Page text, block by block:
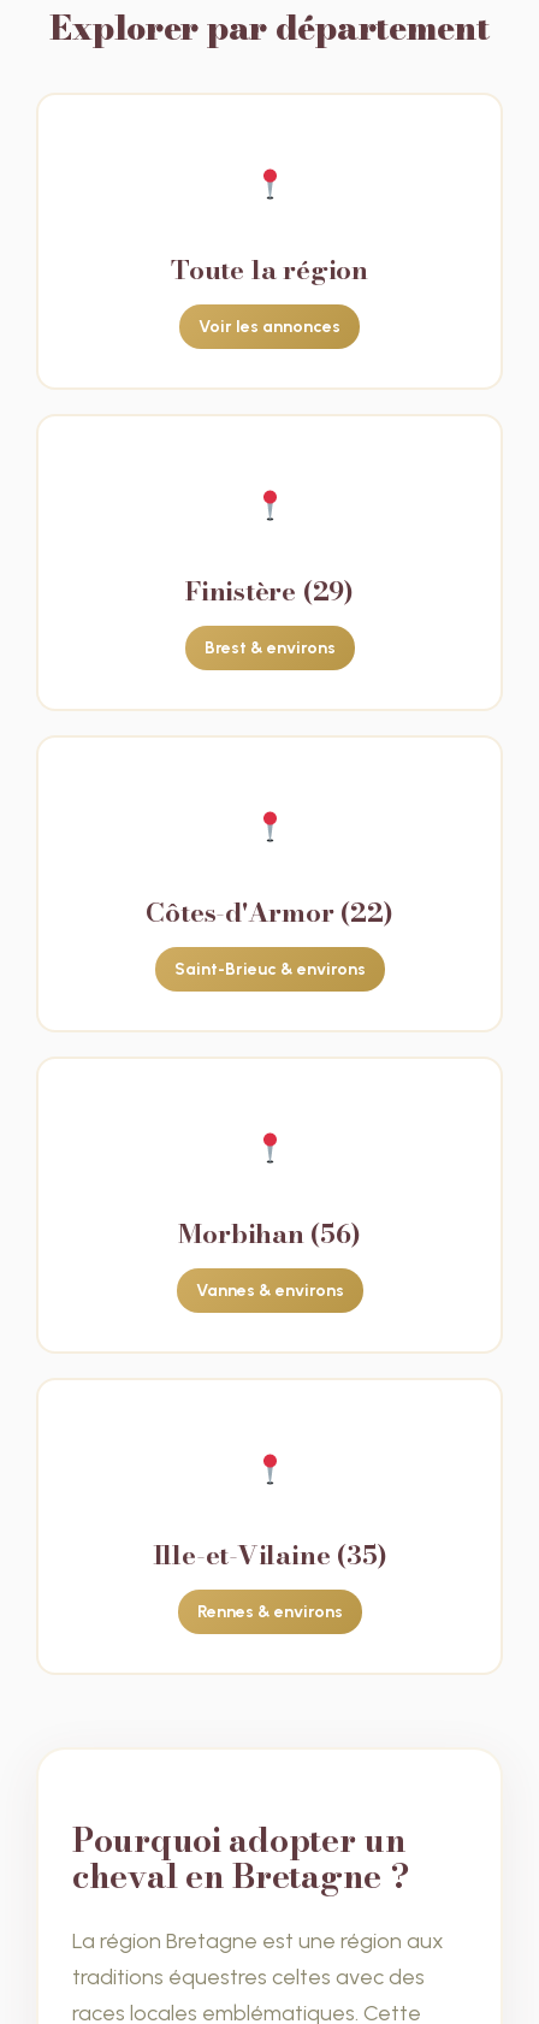
Explorer par département
Toute la région
Voir les annonces
Finistère (29)
Brest & environs
Côtes-d'Armor (22)
Saint-Brieuc & environs
Morbihan (56)
Vannes & environs
Ille-et-Vilaine (35)
Rennes & environs
Pourquoi adopter un
cheval en Bretagne ?
La région Bretagne est une région aux
traditions équestres celtes avec des
races locales emblématiques. Cette